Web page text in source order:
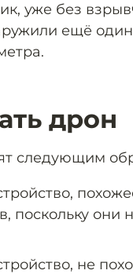
уже без
ещё
дрон
следующим
поскольку они
не